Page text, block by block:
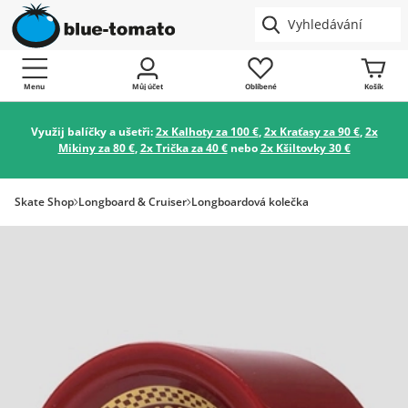
Menu Můj účet Oblíbené Košík
Využij balíčky a ušetři:2x Kalhoty za 100 €,2x Kraťasy za 90 €,2x
Mikiny za 80 €,2x Trička za 40 €nebo2x Kšiltovky 30 €
Skate Shop Longboard & Cruiser Longboardová kolečka